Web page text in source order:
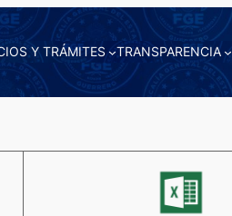
Y TRÁMITES TRANSPARENCIA